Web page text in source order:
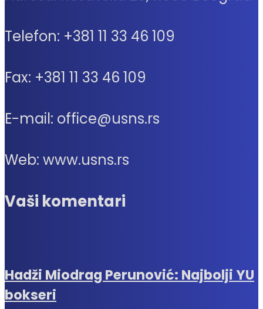
Telefon: +381 11 33 46 109
Fax: +381 11 33 46 109
E-mail: office@usns.rs
Web: www.usns.rs
Vaši komentari
Hadži Miodrag Perunović: Najbolji YU
bokseri